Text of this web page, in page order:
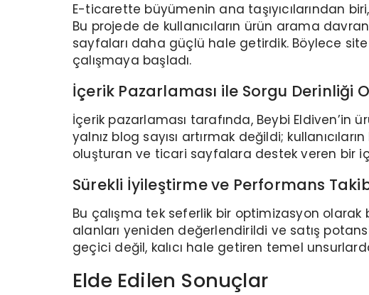
E-ticarette büyümenin ana taşıyıcılarından
Bu projede de kullanıcıların ürün arama
sayfaları daha güçlü hale getirdik. Böylece site
çalışmaya başladı.
İçerik Pazarlaması ile Sorgu Derinliği
İçerik pazarlaması tarafında, Beybi
yalnız blog sayısı artırmak değildi;
oluşturan ve ticari sayfalara destek veren bir
Sürekli İyileştirme ve Performans
Bu çalışma tek seferlik bir optimizasyon
alanları yeniden değerlendirildi ve satış
geçici değil, kalıcı hale getiren temel
Elde Edilen Sonuçlar